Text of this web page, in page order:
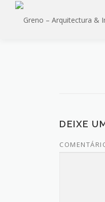
Saltar
DEIXE